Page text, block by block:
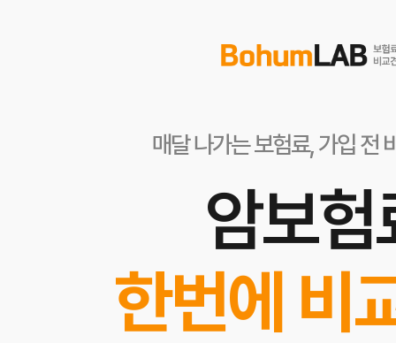
매달 나가는 보험료, 가입 전
암보험
한번에 비